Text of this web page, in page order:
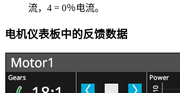
流，4 = 0％电流。
电机仪表板中的反馈数据